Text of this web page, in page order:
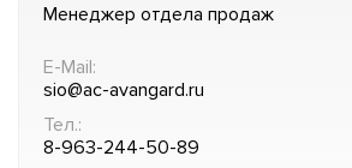
Менеджер отдела продаж
E-Mail:
sio@ac-avangard.ru
Тел.:
8-963-244-50-89